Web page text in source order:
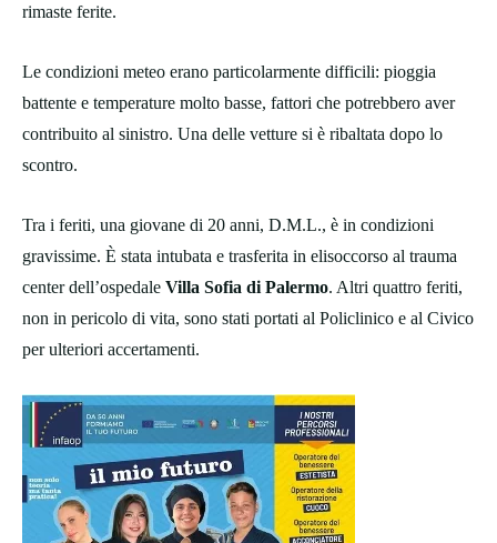
rimaste ferite.
Le condizioni meteo erano particolarmente difficili: pioggia
battente e temperature molto basse, fattori che potrebbero aver
contribuito al sinistro. Una delle vetture si è ribaltata dopo lo
scontro.
Tra i feriti, una giovane di 20 anni, D.M.L., è in condizioni
gravissime. È stata intubata e trasferita in elisoccorso al trauma
center dell’ospedale Villa Sofia di Palermo. Altri quattro feriti,
non in pericolo di vita, sono stati portati al Policlinico e al Civico
per ulteriori accertamenti.